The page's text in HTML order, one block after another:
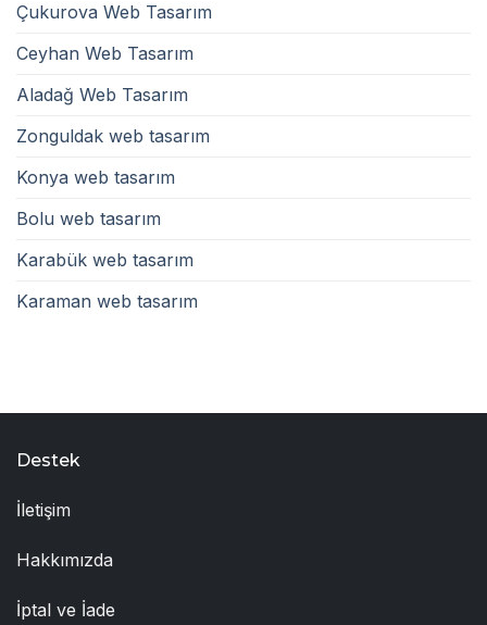
Çukurova Web Tasarım
Ceyhan Web Tasarım
Aladağ Web Tasarım
Zonguldak web tasarım
Konya web tasarım
Bolu web tasarım
Karabük web tasarım
Karaman web tasarım
Destek
İletişim
Hakkımızda
İptal ve İade